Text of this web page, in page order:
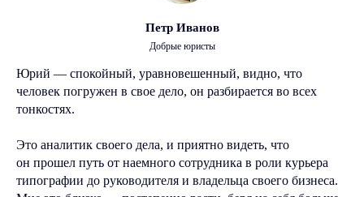
Петр Иванов
Добрые юристы
Юрий — спокойный, уравновешенный, видно, что
человек погружен в свое дело, он разбирается во всех
тонкостях.
Это аналитик своего дела, и приятно видеть, что
он прошел путь от наемного сотрудника в роли курьера
типографии до руководителя и владельца своего бизнеса.